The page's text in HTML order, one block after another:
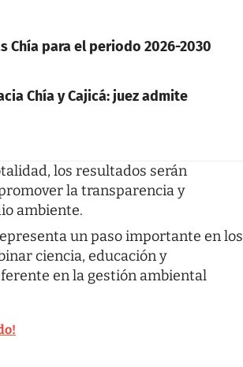
Chía para el periodo 2026-2030
Chía y Cajicá: juez admite
los resultados serán
la transparencia y
ambiente.
un paso importante en los
ciencia, educación y
en la gestión ambiental